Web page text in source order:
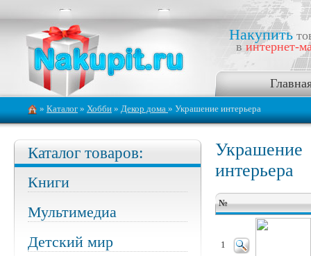
Накупить
в интернет-
» Каталог » Хобби » Декор дома » Украшение интерьера
Каталог товаров:
Книги
Мультимедиа
Детский мир
Украшение
интерьера
№
1